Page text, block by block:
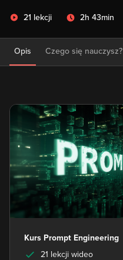
21 lekcji 2h 43min
Opis Czego się nauczysz?
Kurs Prompt Engineering
21 lekcji wideo